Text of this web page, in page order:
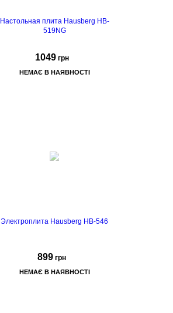
Настольная плита Hausberg HB-
519NG
1049 грн
НЕМАЄ В НАЯВНОСТІ
Электроплита Hausberg HB-546
899 грн
НЕМАЄ В НАЯВНОСТІ